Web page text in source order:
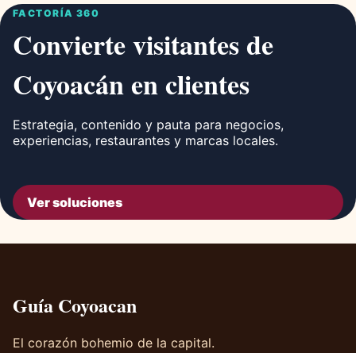
FACTORÍA 360
Convierte visitantes de
Coyoacán en clientes
Estrategia, contenido y pauta para negocios,
experiencias, restaurantes y marcas locales.
Ver soluciones
Guía Coyoacan
El corazón bohemio de la capital.